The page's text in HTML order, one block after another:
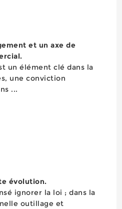
et un axe de
un élément clé dans la
une conviction
...
évolution.
ignorer la loi ; dans la
outillage et